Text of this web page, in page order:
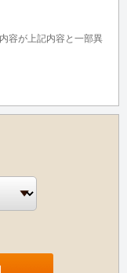
容が上記内容と一部異